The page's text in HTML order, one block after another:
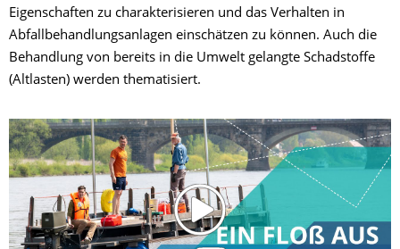
Eigenschaften zu charakterisieren und das Verhalten in
Abfallbehandlungsanlagen einschätzen zu können. Auch die
Behandlung von bereits in die Umwelt gelangte Schadstoffe
(Altlasten) werden thematisiert.